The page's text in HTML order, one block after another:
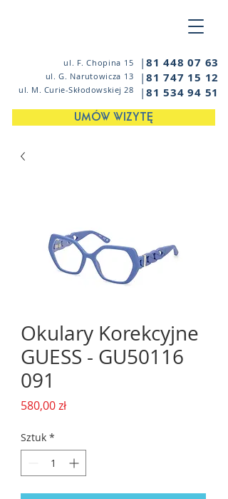
UMÓW WIZYTĘ
ul. F. Chopina 15
ul. G. Narutowicza 13
ul. M. Curie-Skłodowskiej 28
| 81 448 07 63
| 81 747 15 12
| 81 534 94 51
Okulary Korekcyjne
GUESS - GU50116
091
580,00 złCena
Sztuk *